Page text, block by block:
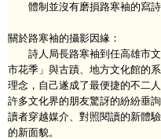
體制並沒有磨損路寒袖的寫詩
關於路寒袖的攝影因緣：
詩人局長路寒袖到任高雄市文
市花季」與古蹟、地方文化館的
理念，自己遂成了最便捷的不二
許多文化界的朋友驚訝的紛紛垂
讀者穿越媒介、對照閱讀的新體
的新面貌。